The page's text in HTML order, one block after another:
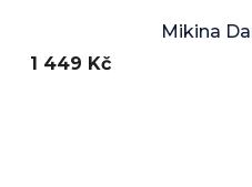
Mikina
1 449 Kč